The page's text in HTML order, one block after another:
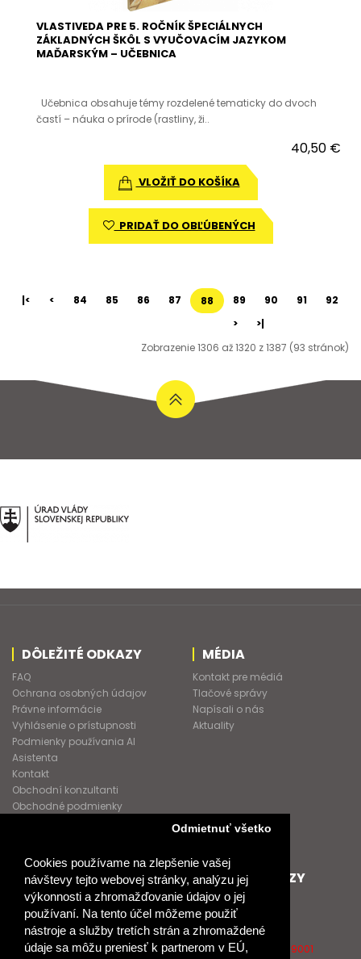
Cookies používame na zlepšenie vašej
návštevy tejto webovej stránky, analýzu jej
výkonnosti a zhromažďovanie údajov o jej
používaní. Na tento účel môžeme použiť
nástroje a služby tretích strán a zhromaždené
údaje sa môžu preniesť k partnerom v EÚ,
Odmietnuť všetko
VLASTIVEDA PRE 5. ROČNÍK ŠPECIÁLNYCH
ZÁKLADNÝCH ŠKÔL S VYUČOVACÍM JAZYKOM
MAĎARSKÝM – UČEBNICA
Učebnica obsahuje témy rozdelené tematicky do dvoch
častí – náuka o prírode (rastliny, ži..
40,50 €
VLOŽIŤ DO KOŠÍKA
PRIDAŤ DO OBĽÚBENÝCH
|< < 84 85 86 87 88 89 90 91
92
>
>|
Zobrazenie 1306 až 1320 z 1387 (93 stránok)
DÔLEŽITÉ ODKAZY
FAQ
Ochrana osobných údajov
Právne informácie
Vyhlásenie o prístupnosti
Podmienky používania AI
Asistenta
Kontakt
Obchodní konzultanti
Obchodné podmienky
MÉDIA
Kontakt pre médiá
Tlačové správy
Napísali o nás
Aktuality
SPOLUPRACUJEME
Podporujeme
Naše projekty
Spolupracujeme
Pošlite nám správu
ĎALŠIE ODKAZY
O Raabe
O Klett
Naši autori
Certifikát kvality ISO 9001